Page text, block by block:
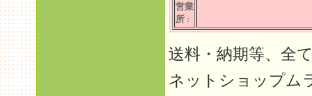
営業
所 ：
送料・納期等、全
ネットショップム